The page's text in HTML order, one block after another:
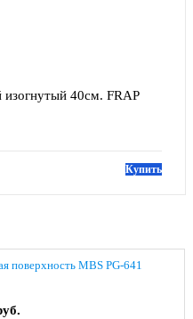
40см. FRAP
Купить
поверхность MBS PG-641